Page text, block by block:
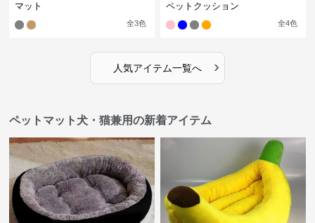
マット
全3色
ペットクッション
全4色
人気アイテム一覧へ ›
ペットマット犬・猫兼用の新着アイテム